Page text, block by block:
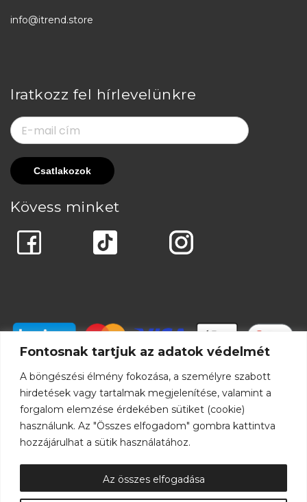
Fontosnak tartjuk az adatok védelmét
A böngészési élmény fokozása, a személyre szabott
hirdetések vagy tartalmak megjelenítése, valamint a
forgalom elemzése érdekében sütiket (cookie)
használunk. Az "Összes elfogadom" gombra kattintva
hozzájárulhat a sütik használatához.
Az összes elfogadása
info@itrend.store
Iratkozz fel hírlevelünkre
Kövess minket